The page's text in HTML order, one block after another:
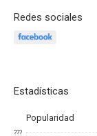
Redes sociales
Estadísticas
Popularidad
???